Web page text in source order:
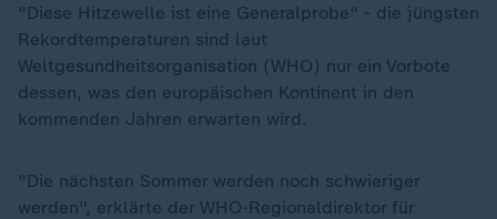
"Diese Hitzewelle ist eine Generalprobe" - die jüngsten
Rekordtemperaturen sind laut
Weltgesundheitsorganisation (WHO) nur ein Vorbote
dessen, was den europäischen Kontinent in den
kommenden Jahren erwarten wird.
"Die nächsten Sommer werden noch schwieriger
werden", erklärte der WHO-Regionaldirektor für